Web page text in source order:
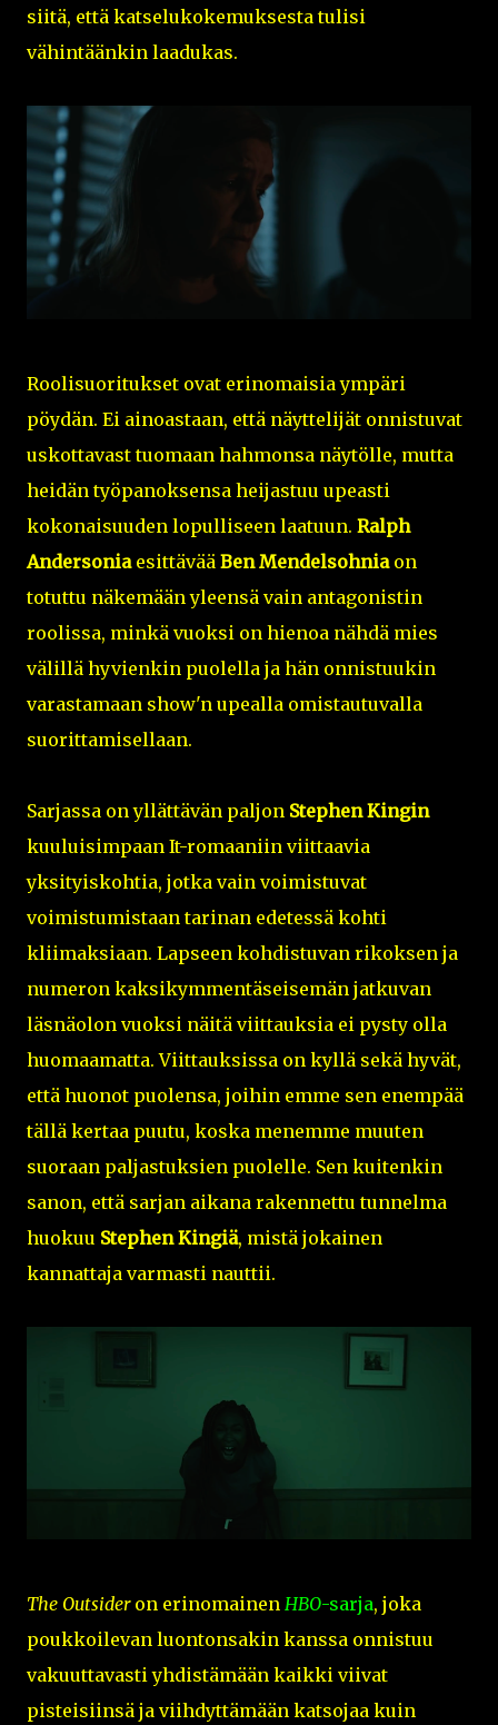
siitä, että katselukokemuksesta tulisi
vähintäänkin laadukas.
Roolisuoritukset ovat erinomaisia ympäri
pöydän. Ei ainoastaan, että näyttelijät onnistuvat
uskottavast tuomaan hahmonsa näytölle, mutta
heidän työpanoksensa heijastuu upeasti
kokonaisuuden lopulliseen laatuun. Ralph
Andersonia esittävää Ben Mendelsohniaon
totuttu näkemään yleensä vain antagonistin
roolissa, minkä vuoksi on hienoa nähdä mies
välillä hyvienkin puolella ja hän onnistuukin
varastamaan show'n upealla omistautuvalla
suorittamisellaan.
Sarjassa on yllättävän paljon Stephen Kingin
kuuluisimpaan It-romaaniin viittaavia
yksityiskohtia, jotka vain voimistuvat
voimistumistaan tarinan edetessä kohti
kliimaksiaan. Lapseen kohdistuvan rikoksen ja
numeron kaksikymmentäseisemän jatkuvan
läsnäolon vuoksi näitä viittauksia ei pysty olla
huomaamatta. Viittauksissa on kyllä sekä hyvät,
että huonot puolensa, joihin emme sen enempää
tällä kertaa puutu, koska menemme muuten
suoraan paljastuksien puolelle. Sen kuitenkin
sanon, että sarjan aikana rakennettu tunnelma
huokuu Stephen Kingiä, mistä jokainen
kannattaja varmasti nauttii.
The Outsideron erinomainen HBO-sarja, joka
poukkoilevan luontonsakin kanssa onnistuu
vakuuttavasti yhdistämään kaikki viivat
pisteisiinsä ja viihdyttämään katsojaa kuin